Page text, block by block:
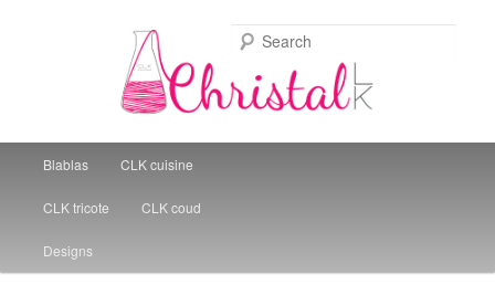
Christal Little Kitchen
Skip to primary content
Blablas CLK cuisine
CLK tricote CLK coud
Designs